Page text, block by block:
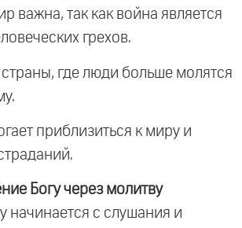
важна, так как война является
грехов.
страны, где люди больше молятся
приблизиться к миру и
Богу через молитву
начинается с слушания и